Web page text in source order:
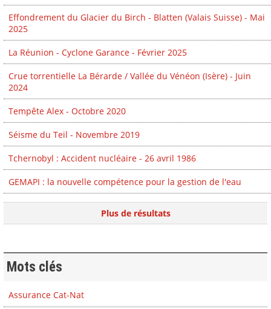
Effondrement du Glacier du Birch - Blatten (Valais Suisse) - Mai
2025
La Réunion - Cyclone Garance - Février 2025
Crue torrentielle La Bérarde / Vallée du Vénéon (Isère) - Juin
2024
Tempête Alex - Octobre 2020
Séisme du Teil - Novembre 2019
Tchernobyl : Accident nucléaire - 26 avril 1986
GEMAPI : la nouvelle compétence pour la gestion de l'eau
Plus de résultats
Mots clés
Assurance Cat-Nat